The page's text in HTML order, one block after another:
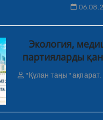
Экология,
партияларды
"Құлан таңы" ақпарат.